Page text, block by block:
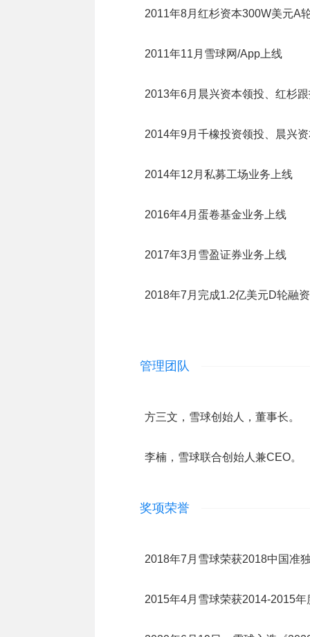
2011年8月红杉资本300W美元A
2011年11月雪球网/App上线
2013年6月晨兴资本领投、红杉
2014年9月千橡投资领投、晨兴
2014年12月私募工场业务上线
2016年4月蛋卷基金业务上线
2017年3月雪盈证券业务上线
2018年7月完成1.2亿美元D轮融
管理团队
方三文，雪球创始人，董事长。
李楠，雪球联合创始人兼CEO。
奖项荣誉
2018年7月雪球荣获2018中国准
2015年4月雪球荣获2014-2015